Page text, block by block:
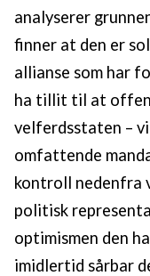
analyserer
finner at den er
allianse som har
ha tillit til at
velferdsstaten –
omfattende
kontroll nedenfra
politisk
optimismen den
imidlertid sårbar